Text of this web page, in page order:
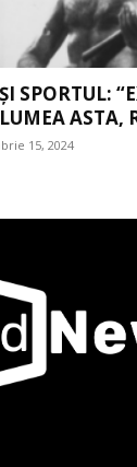
SPORTUL:
ASTA,
15, 2024